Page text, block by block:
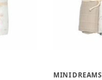
MINI DREAMS